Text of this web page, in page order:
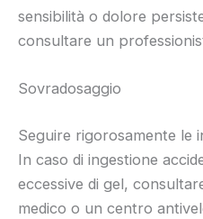
sensibilità o dolore
consultare un
Sovradosaggio
Seguire rigorosamente le
In caso di ingestione
eccessive di gel,
medico o un centro